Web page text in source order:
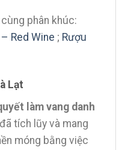
phân khúc:
Red Wine ; Rượu
Lạt
làm vang danh
tích lũy và mang
móng bằng việc